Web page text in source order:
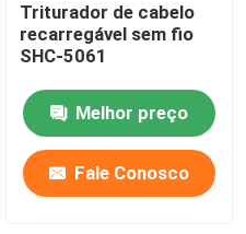
Triturador de cabelo
recarregável sem fio
SHC-5061
Melhor preço
Fale Conosco